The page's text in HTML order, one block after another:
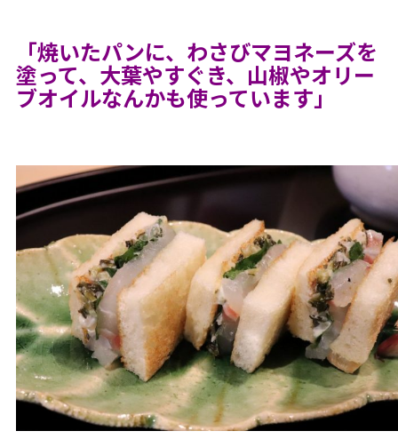
「焼いたパンに、わさびマヨネーズを
塗って、大葉やすぐき、山椒やオリー
ブオイルなんかも使っています」